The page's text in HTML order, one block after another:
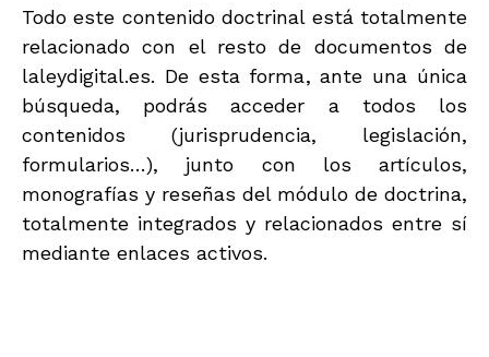
Todo este contenido doctrinal está totalmente
relacionado con el resto de documentos de
laleydigital.es. De esta forma, ante una única
búsqueda, podrás acceder a todos los
contenidos (jurisprudencia, legislación,
formularios…), junto con los artículos,
monografías y reseñas del módulo de doctrina,
totalmente integrados y relacionados entre sí
mediante enlaces activos.